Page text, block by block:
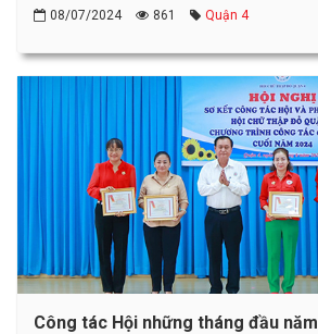
08/07/2024 861 Quận 4
Công tác Hội những tháng đầu năm